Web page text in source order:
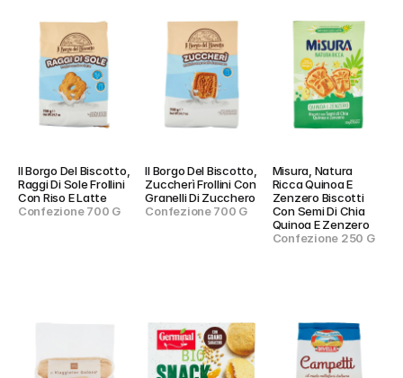
Il Borgo Del Biscotto,
Raggi Di Sole Frollini
Con Riso E Latte
Confezione 700 G
Il Borgo Del Biscotto,
Zuccherì Frollini Con
Granelli Di Zucchero
Confezione 700 G
Misura, Natura
Ricca Quinoa E
Zenzero Biscotti
Con Semi Di Chia
Quinoa E Zenzero
Confezione 250 G